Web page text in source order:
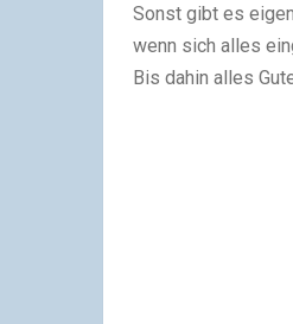
Sonst gibt es
wenn sich alles
Bis dahin alles